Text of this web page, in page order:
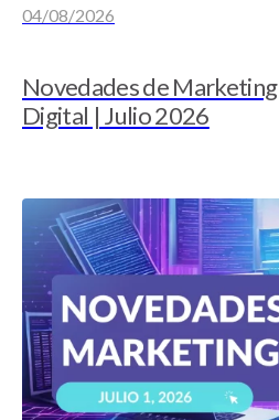
04/08/2026
Novedades de Marketing
Digital | Julio 2026